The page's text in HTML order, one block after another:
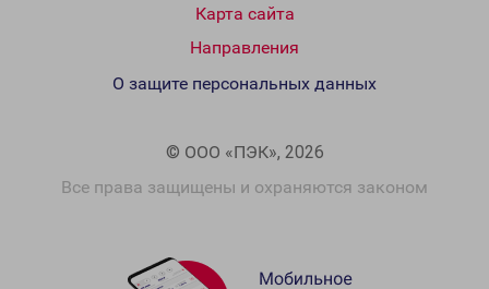
Карта сайта
Направления
© ООО «ПЭК», 2026
Все права защищены и охраняются законом
О защите персональных данных